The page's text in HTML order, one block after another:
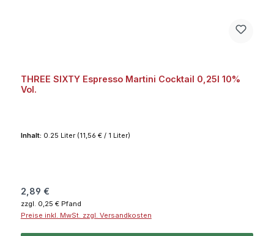
THREE SIXTY Espresso Martini Cocktail 0,25l 10%
Vol.
Inhalt: 0.25 Liter (11,56 € / 1 Liter)
Regulärer Preis:
2,89 €
zzgl. 0,25 € Pfand
Preise inkl. MwSt. zzgl. Versandkosten